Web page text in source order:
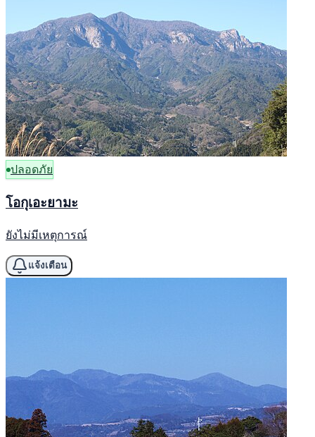
ปลอดภัย
โอกุเอะยามะ
ยังไม่มีเหตุการณ์
แจ้งเตือน